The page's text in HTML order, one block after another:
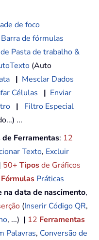
de foco
Barra de fórmulas
Pasta de trabalho &
(Auto
| Mesclar Dados
Células | Enviar
|
Filtro Especial
...
Ferramentas: 12
Texto, Excluir
50+ Tiposde Gráficos
Fórmulas Práticas
na data de nascimento,
(Inserir Código QR,
, ...) | 12 Ferramentas
Palavras, Conversão de